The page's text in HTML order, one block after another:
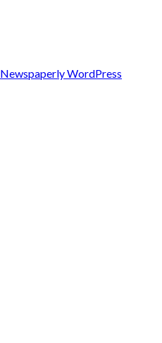
Newspaperly WordPress